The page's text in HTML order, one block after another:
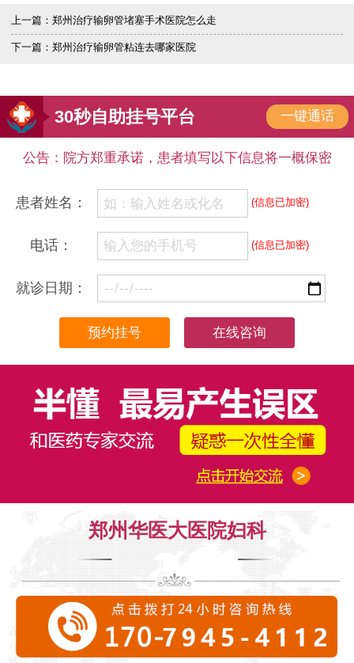
上一篇： 郑州治疗输卵管堵塞手术医院怎么走
下一篇： 郑州治疗输卵管粘连去哪家医院
30秒自助挂号平台 一键通话
公告：院方郑重承诺，患者填写以下信息将一概保密
患者姓名： (信息已加密)
电话： (信息已加密)
就诊日期：
在线咨询
郑州华医大医院妇科